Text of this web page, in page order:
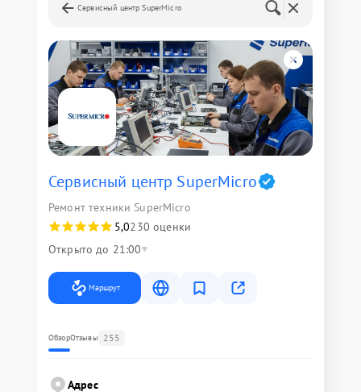
Сервисный центр SuperMicro
Сервисный центр SuperMicro
Ремонт техники SuperMicro
5,0230 оценки
Открыто до 21:00
Маршрут
ОбзорОтзывы 255
Адрес